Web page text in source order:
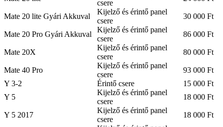
csere
Mate 20 lite Gyári Akkuval
Kijelző és érintő panel
csere
30 000 Ft
Mate 20 Pro Gyári Akkuval
Kijelző és érintő panel
csere
86 000 Ft
Mate 20X
Kijelző és érintő panel
csere
80 000 Ft
Mate 40 Pro
Kijelző és érintő panel
csere
93 000 Ft
Y 3-2
Érintő csere
15 000 Ft
Y 5
Kijelző és érintő panel
csere
18 000 Ft
Y 5 2017
Kijelző és érintő panel
csere
18 000 Ft